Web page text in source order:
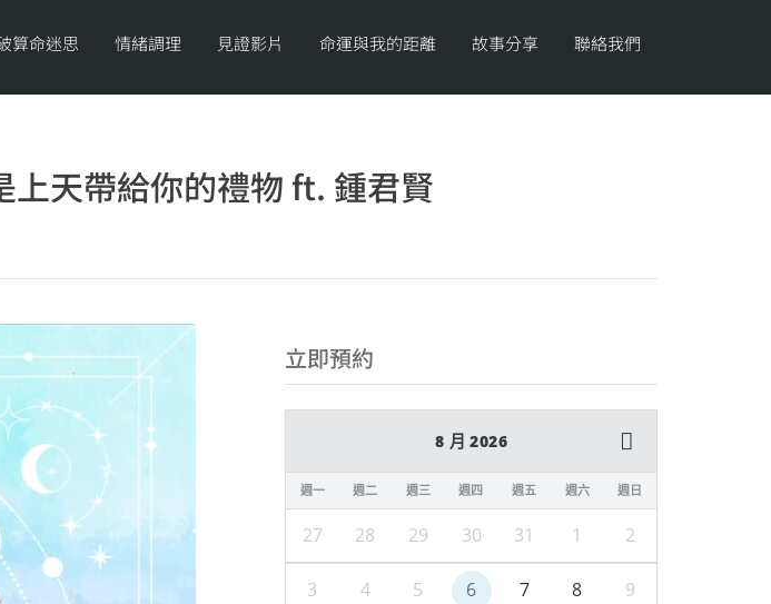
算命迷思 情緒調理 見證影片 命運與我的距離 故事分享 聯絡我們
上天帶給你的禮物 ft. 鍾君賢
立即預約
8 月 2026
週一 週二 週三 週四 週五 週六 週日
27 28 29 30 31 1 2
3 4 5 6 7 8 9